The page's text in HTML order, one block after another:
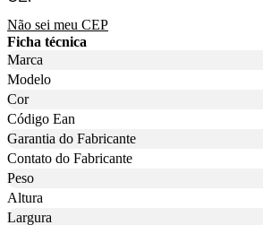
Não sei meu CEP
Ficha técnica
Marca
Modelo
Cor
Código Ean
Garantia do Fabricante
Contato do Fabricante
Peso
Altura
Largura